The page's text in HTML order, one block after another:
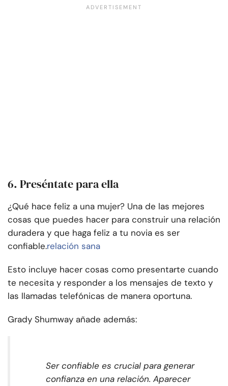
6. Preséntate para ella
¿Qué hace feliz a una mujer? Una de las mejores
cosas que puedes hacer para construir una relación
duradera y que haga feliz a tu novia es ser
confiable.relación sana
Esto incluye hacer cosas como presentarte cuando
te necesita y responder a los mensajes de texto y
las llamadas telefónicas de manera oportuna.
Grady Shumway añade además:
Ser confiable es crucial para generar
confianza en una relación. Aparecer